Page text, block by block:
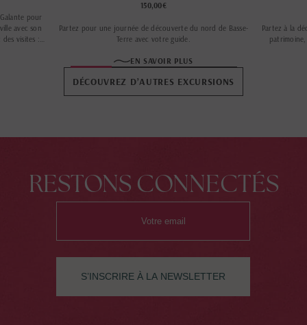
pour
avec son
visites :
150,00€
Partez pour une journée de découverte du nord de Basse-
Terre avec votre guide.
EN SAVOIR PLUS
Partez à la
DÉCOUVREZ D’AUTRES EXCURSIONS
RESTONS CONNECTÉS